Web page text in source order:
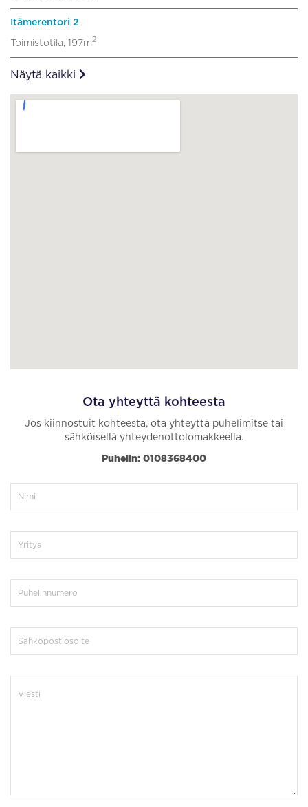
Itämerentori 2
Toimistotila, 197m2
Näytä kaikki
Ota yhteyttä kohteesta
Jos kiinnostuit kohteesta, ota yhteyttä puhelimitse tai
sähköisellä yhteydenottolomakkeella.
Puhelin: 0108368400